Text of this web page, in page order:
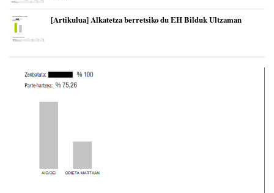
[Artikulua] Alkatetza berretsiko du EH Bilduk Ultzaman